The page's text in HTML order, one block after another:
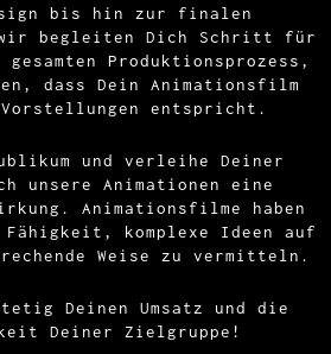
bis hin zur finalen
begleiten Dich Schritt für
Produktionsprozess,
dass Dein Animationsfilm
Vorstellungen entspricht.
und verleihe Deiner
unsere Animationen eine
Animationsfilme haben
komplexe Ideen auf
Weise zu vermitteln.
Deinen Umsatz und die
Deiner Zielgruppe!